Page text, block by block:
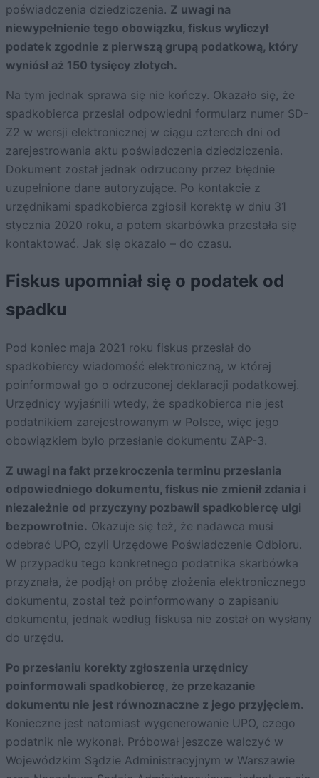
poświadczenia dziedziczenia. Z uwagi na
niewypełnienie tego obowiązku, fiskus wyliczył
podatek zgodnie z pierwszą grupą podatkową, który
wyniósł aż 150 tysięcy złotych.
Na tym jednak sprawa się nie kończy. Okazało się, że
spadkobierca przesłał odpowiedni formularz numer SD-
Z2 w wersji elektronicznej w ciągu czterech dni od
zarejestrowania aktu poświadczenia dziedziczenia.
Dokument został jednak odrzucony przez błędnie
uzupełnione dane autoryzujące. Po kontakcie z
urzędnikami spadkobierca zgłosił korektę w dniu 31
stycznia 2020 roku, a potem skarbówka przestała się
kontaktować. Jak się okazało – do czasu.
Fiskus upomniał się o podatek od
spadku
Pod koniec maja 2021 roku fiskus przesłał do
spadkobiercy wiadomość elektroniczną, w której
poinformował go o odrzuconej deklaracji podatkowej.
Urzędnicy wyjaśnili wtedy, że spadkobierca nie jest
podatnikiem zarejestrowanym w Polsce, więc jego
obowiązkiem było przesłanie dokumentu ZAP-3.
Z uwagi na fakt przekroczenia terminu przesłania
odpowiedniego dokumentu, fiskus nie zmienił zdania i
niezależnie od przyczyny pozbawił spadkobiercę ulgi
bezpowrotnie. Okazuje się też, że nadawca musi
odebrać UPO, czyli Urzędowe Poświadczenie Odbioru.
W przypadku tego konkretnego podatnika skarbówka
przyznała, że podjął on próbę złożenia elektronicznego
dokumentu, został też poinformowany o zapisaniu
dokumentu, jednak według fiskusa nie został on wysłany
do urzędu.
Po przesłaniu korekty zgłoszenia urzędnicy
poinformowali spadkobiercę, że przekazanie
dokumentu nie jest równoznaczne z jego przyjęciem.
Konieczne jest natomiast wygenerowanie UPO, czego
podatnik nie wykonał. Próbował jeszcze walczyć w
Wojewódzkim Sądzie Administracyjnym w Warszawie